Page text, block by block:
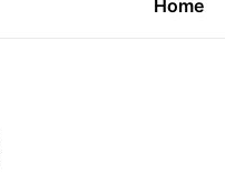
Home